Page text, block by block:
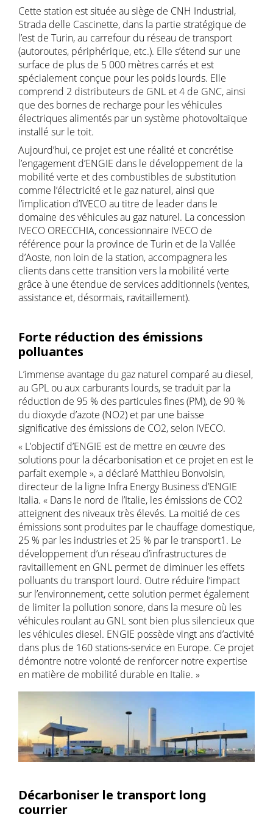
Cette station est située au siège de CNH Industrial,
Strada delle Cascinette, dans la partie stratégique de
l’est de Turin, au carrefour du réseau de transport
(autoroutes, périphérique, etc.). Elle s’étend sur une
surface de plus de 5 000 mètres carrés et est
spécialement conçue pour les poids lourds. Elle
comprend 2 distributeurs de GNL et 4 de GNC, ainsi
que des bornes de recharge pour les véhicules
électriques alimentés par un système photovoltaïque
installé sur le toit.
Aujourd’hui, ce projet est une réalité et concrétise
l’engagement d’ENGIE dans le développement de la
mobilité verte et des combustibles de substitution
comme l’électricité et le gaz naturel, ainsi que
l’implication d’IVECO au titre de leader dans le
domaine des véhicules au gaz naturel. La concession
IVECO ORECCHIA, concessionnaire IVECO de
référence pour la province de Turin et de la Vallée
d’Aoste, non loin de la station, accompagnera les
clients dans cette transition vers la mobilité verte
grâce à une étendue de services additionnels (ventes,
assistance et, désormais, ravitaillement).
Forte réduction des émissions
polluantes
L’immense avantage du gaz naturel comparé au diesel,
au GPL ou aux carburants lourds, se traduit par la
réduction de 95 % des particules fines (PM), de 90 %
du dioxyde d’azote (NO2) et par une baisse
significative des émissions de CO2, selon IVECO.
« L’objectif d’ENGIE est de mettre en œuvre des
solutions pour la décarbonisation et ce projet en est le
parfait exemple », a déclaré Matthieu Bonvoisin,
directeur de la ligne Infra Energy Business d’ENGIE
Italia. « Dans le nord de l’Italie, les émissions de CO2
atteignent des niveaux très élevés. La moitié de ces
émissions sont produites par le chauffage domestique,
25 % par les industries et 25 % par le transport1. Le
développement d’un réseau d’infrastructures de
ravitaillement en GNL permet de diminuer les effets
polluants du transport lourd. Outre réduire l’impact
sur l’environnement, cette solution permet également
de limiter la pollution sonore, dans la mesure où les
véhicules roulant au GNL sont bien plus silencieux que
les véhicules diesel. ENGIE possède vingt ans d’activité
dans plus de 160 stations-service en Europe. Ce projet
démontre notre volonté de renforcer notre expertise
en matière de mobilité durable en Italie. »
Décarboniser le transport long
courrier